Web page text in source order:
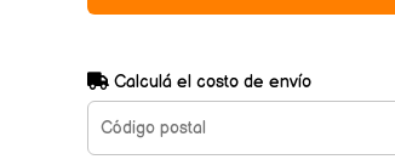
Calculá el costo de envío